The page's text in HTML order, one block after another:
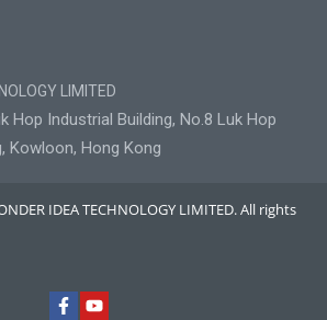
LIMITED
Hop Industrial Building, No.8 Luk Hop
Kowloon, Hong Kong
IDEA TECHNOLOGY LIMITED. All rights